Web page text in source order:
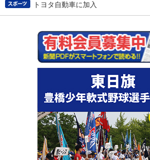
トヨタ自動車に加入